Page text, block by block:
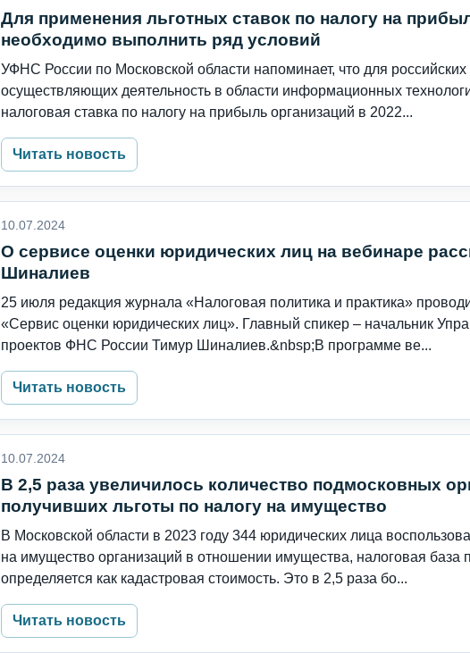
Для применения льготных ставок по налогу на
необходимо выполнить ряд условий
УФНС России по Московской области напоминает, что для российских
осуществляющих деятельность в области информационных
налоговая ставка по налогу на прибыль организаций в 2022...
Читать новость
10.07.2024
О сервисе оценки юридических лиц на вебинаре
Шиналиев
25 июля редакция журнала «Налоговая политика и практика»
«Сервис оценки юридических лиц». Главный спикер – начальник
проектов ФНС России Тимур Шиналиев.&nbsp;В программе ве...
Читать новость
10.07.2024
В 2,5 раза увеличилось количество подмосковных
получивших льготы по налогу на имущество
В Московской области в 2023 году 344 юридических лица
на имущество организаций в отношении имущества, налоговая база
определяется как кадастровая стоимость. Это в 2,5 раза бо...
Читать новость